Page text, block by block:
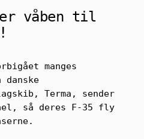
våben til
manges
danske
Terma, sender
så deres F-35 fly